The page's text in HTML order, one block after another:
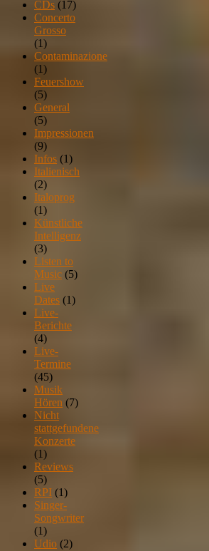
CDs (17)
Concerto
Grosso
(1)
Contaminazione
(1)
Feuershow
(5)
General
(5)
Impressionen
(9)
Infos (1)
Italienisch
(2)
Italoprog
(1)
Künstliche
Intelligenz
(3)
Listen to
Music (5)
Live
Dates (1)
Live-
Berichte
(4)
Live-
Termine
(45)
Musik
Hören (7)
Nicht
stattgefundene
Konzerte
(1)
Reviews
(5)
RPI (1)
Singer-
Songwriter
(1)
Udio (2)